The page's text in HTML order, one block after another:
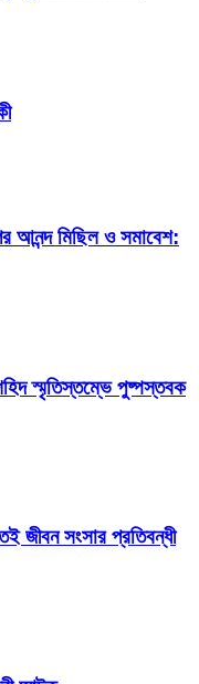
আনন্দ মিছিল ও সমাবেশ:
স্মৃতিস্তম্ভে পুষ্পস্তবক
জীবন সংসার প্রতিবন্ধী